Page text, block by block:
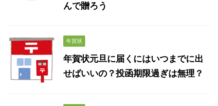
んで贈ろう
年賀状
年賀状元旦に届くにはいつまでに出
せばいいの？投函期限過ぎは無理？